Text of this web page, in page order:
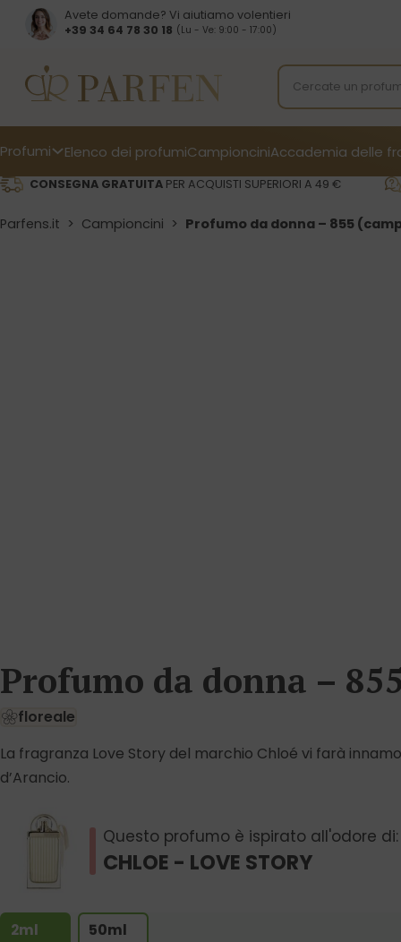
Avete domande? Vi aiutiamo volentieri
+39 34 64 78 30 18 (Lu - Ve: 9:00 - 17:00)
Profumi Elenco dei profumiCampionciniAccademia delle
CONSEGNA GRATUITA PER ACQUISTI SUPERIORI A 49 €
Parfens.it > Campioncini > Profumo da donna – 855
Profumo da donna –
floreale
La fragranza Love Story del marchio Chloé vi farà
d’Arancio.
Questo profumo è ispirato all'odore di:
CHLOE - LOVE STORY
2ml 50ml